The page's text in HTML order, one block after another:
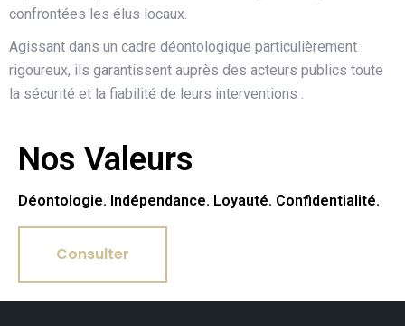
confrontées les élus locaux.
Agissant dans un cadre déontologique particulièrement
rigoureux, ils garantissent auprès des acteurs publics toute
la sécurité et la fiabilité de leurs interventions .
Nos Valeurs
Déontologie. Indépendance. Loyauté. Confidentialité.
Consulter